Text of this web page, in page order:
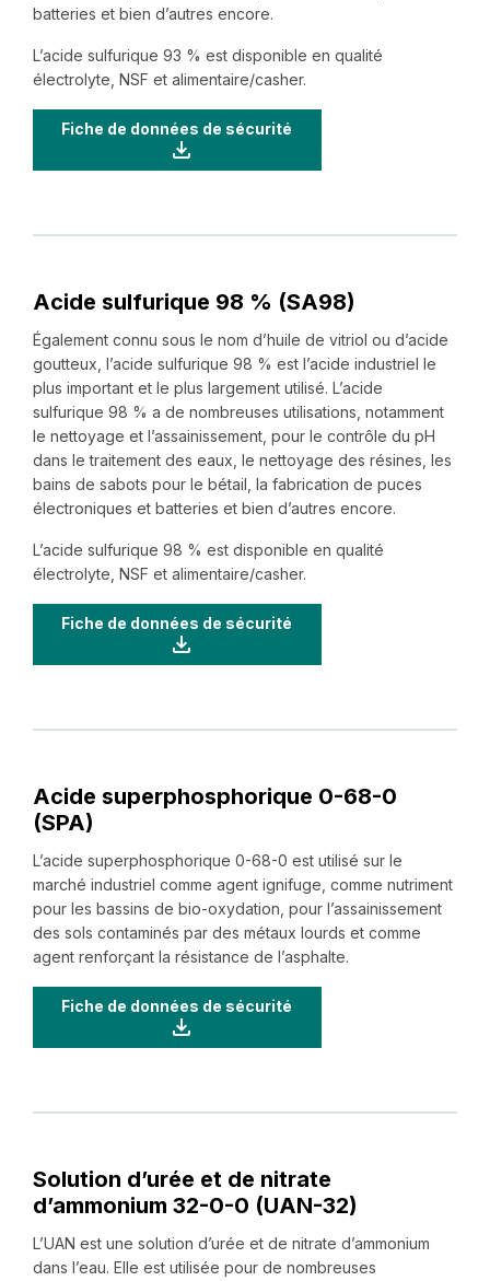
batteries et bien d’autres encore.
L’acide sulfurique 93 % est disponible en qualité
électrolyte, NSF et alimentaire/casher.
Fiche de données de sécurité
Acide sulfurique 98 % (SA98)
Également connu sous le nom d’huile de vitriol ou d’acide
goutteux, l’acide sulfurique 98 % est l’acide industriel le
plus important et le plus largement utilisé. L’acide
sulfurique 98 % a de nombreuses utilisations, notamment
le nettoyage et l’assainissement, pour le contrôle du pH
dans le traitement des eaux, le nettoyage des résines, les
bains de sabots pour le bétail, la fabrication de puces
électroniques et batteries et bien d’autres encore.
L’acide sulfurique 98 % est disponible en qualité
électrolyte, NSF et alimentaire/casher.
Fiche de données de sécurité
Acide superphosphorique ‍0-‍68-‍0
(SPA)
L’acide superphosphorique ‍0-‍68-‍0 est utilisé sur le
marché industriel comme agent ignifuge, comme nutriment
pour les bassins de bio-oxydation, pour l’assainissement
des sols contaminés par des métaux lourds et comme
agent renforçant la résistance de l’asphalte.
Fiche de données de sécurité
Solution d’urée et de nitrate
d’ammonium ‍32-‍0-‍0 (UAN-32)
L’UAN est une solution d’urée et de nitrate d’ammonium
dans l’eau. Elle est utilisée pour de nombreuses